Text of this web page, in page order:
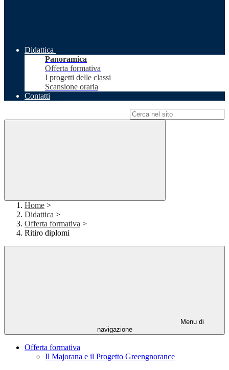
Didattica
Panoramica
Offerta formativa
I progetti delle classi
Scansione oraria
Contatti
Home >
Didattica >
Offerta formativa >
Ritiro diplomi
Menu di
navigazione
Offerta formativa
Il Majorana e il Progetto Greengnorance